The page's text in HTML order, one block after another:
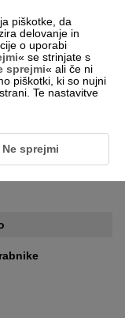
-- Slovenščina
BR-E2
uporabo
piškotke, da
delovanje in
o uporabi
« se strinjate s
sprejmi« ali če ni
piškotki, ki so nujni
Te nastavitve
Ne sprejmi